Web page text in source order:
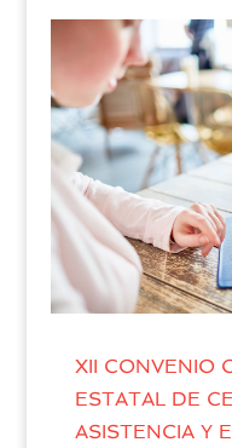
XII CONVENIO
ESTATAL DE
ASISTENCIA Y